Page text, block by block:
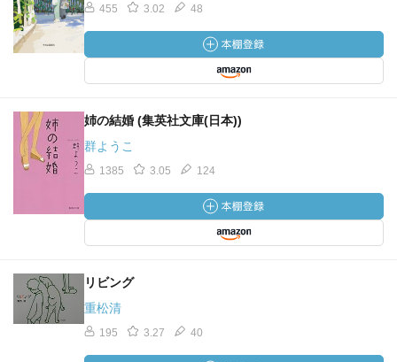
455 3.02 48
姉の結婚 (集英社文庫(日本))
群ようこ
1385 3.05 124
リビング
重松清
195 3.27 40